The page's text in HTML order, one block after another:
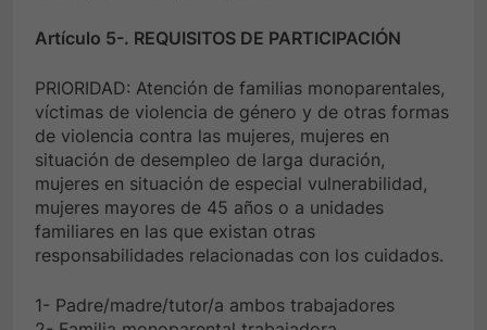
Artículo 5-. REQUISITOS DE PARTICIPACIÓN
PRIORIDAD: Atención de familias monoparentales,
víctimas de violencia de género y de otras formas
de violencia contra las mujeres, mujeres en
situación de desempleo de larga duración,
mujeres en situación de especial vulnerabilidad,
mujeres mayores de 45 años o a unidades
familiares en las que existan otras
responsabilidades relacionadas con los cuidados.
1- Padre/madre/tutor/a ambos trabajadores